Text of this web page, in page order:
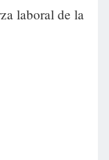
laboral de la